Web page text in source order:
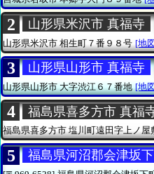
2 山形県米沢市 真福寺
山形県米沢市 相生町７番９８号 [地
3 山形県山形市 真福寺
山形県山形市大字渋江６７番地 [地
4 福島県喜多方市 真福
福島県喜多方市塩川町遠田字上ノ屋
5 福島県河沼郡会津坂